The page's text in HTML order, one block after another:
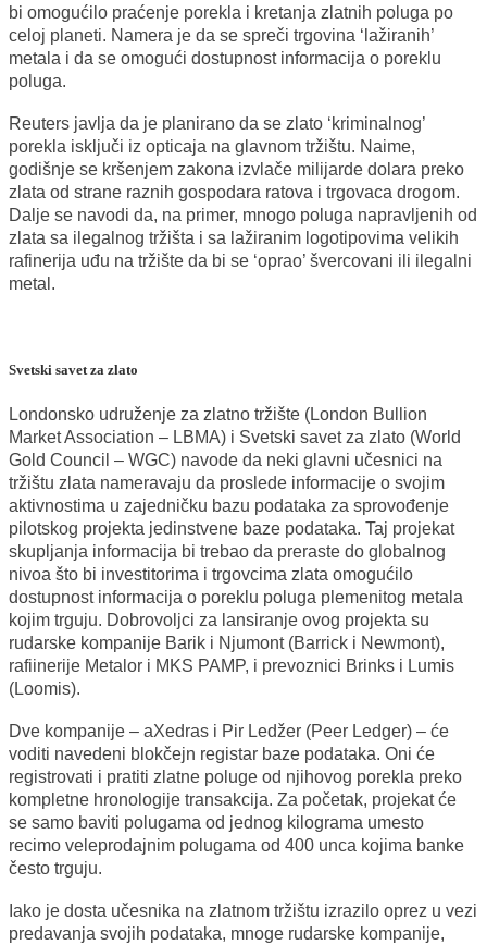
bi omogućilo praćenje porekla i kretanja zlatnih poluga po
celoj planeti. Namera je da se spreči trgovina ‘lažiranih’
metala i da se omogući dostupnost informacija o poreklu
poluga.
Reuters javlja da je planirano da se zlato ‘kriminalnog’
porekla isključi iz opticaja na glavnom tržištu. Naime,
godišnje se kršenjem zakona izvlače milijarde dolara preko
zlata od strane raznih gospodara ratova i trgovaca drogom.
Dalje se navodi da, na primer, mnogo poluga napravljenih od
zlata sa ilegalnog tržišta i sa lažiranim logotipovima velikih
rafinerija uđu na tržište da bi se ‘oprao’ švercovani ili ilegalni
metal.
Svetski savet za zlato
Londonsko udruženje za zlatno tržište (London Bullion
Market Association – LBMA) i Svetski savet za zlato (World
Gold Council – WGC) navode da neki glavni učesnici na
tržištu zlata nameravaju da proslede informacije o svojim
aktivnostima u zajedničku bazu podataka za sprovođenje
pilotskog projekta jedinstvene baze podataka. Taj projekat
skupljanja informacija bi trebao da preraste do globalnog
nivoa što bi investitorima i trgovcima zlata omogućilo
dostupnost informacija o poreklu poluga plemenitog metala
kojim trguju. Dobrovoljci za lansiranje ovog projekta su
rudarske kompanije Barik i Njumont (Barrick i Newmont),
rafiinerije Metalor i MKS PAMP, i prevoznici Brinks i Lumis
(Loomis).
Dve kompanije – aXedras i Pir Ledžer (Peer Ledger) – će
voditi navedeni blokčejn registar baze podataka. Oni će
registrovati i pratiti zlatne poluge od njihovog porekla preko
kompletne hronologije transakcija. Za početak, projekat će
se samo baviti polugama od jednog kilograma umesto
recimo veleprodajnim polugama od 400 unca kojima banke
često trguju.
Iako je dosta učesnika na zlatnom tržištu izrazilo oprez u vezi
predavanja svojih podataka, mnoge rudarske kompanije,